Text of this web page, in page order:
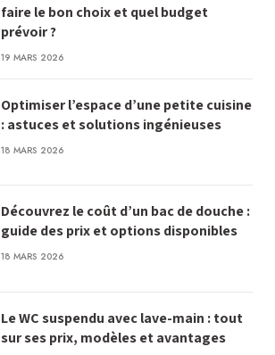
faire le bon choix et quel budget
prévoir ?
19 MARS 2026
Optimiser l’espace d’une petite cuisine
: astuces et solutions ingénieuses
18 MARS 2026
Découvrez le coût d’un bac de douche :
guide des prix et options disponibles
18 MARS 2026
Le WC suspendu avec lave-main : tout
sur ses prix, modèles et avantages